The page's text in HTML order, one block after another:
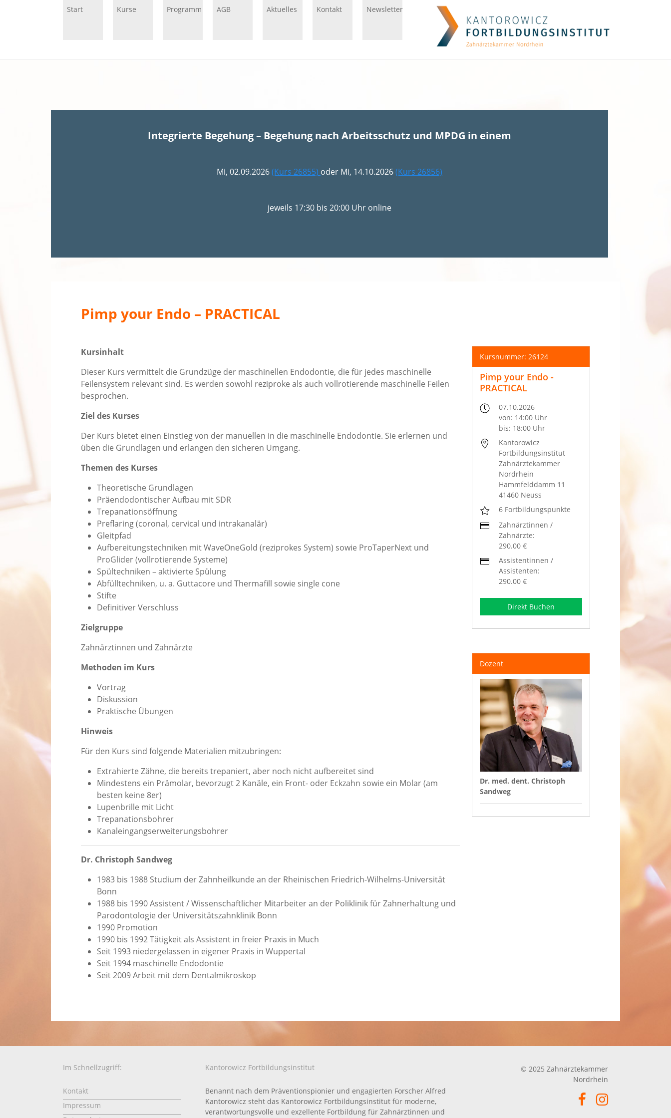
Start Kurse Programm AGB Aktuelles Kontakt Newsletter
Integrierte Begehung – Begehung nach Arbeitsschutz und MPDG in einem
Mi, 02.09.2026(Kurs 26855) oder Mi, 14.10.2026(Kurs 26856)
jeweils 17:30 bis 20:00 Uhr online
Pimp your Endo – PRACTICAL
Kursinhalt
Dieser Kurs vermittelt die Grundzüge der maschinellen Endodontie, die für jedes maschinelle
Feilensystem relevant sind. Es werden sowohl reziproke als auch vollrotierende maschinelle Feilen
besprochen.
Ziel des Kurses
Der Kurs bietet einen Einstieg von der manuellen in die maschinelle Endodontie. Sie erlernen und
üben die Grundlagen und erlangen den sicheren Umgang.
Themen des Kurses
Theoretische Grundlagen
Präendodontischer Aufbau mit SDR
Trepanationsöffnung
Preflaring (coronal, cervical und intrakanalär)
Gleitpfad
Aufbereitungstechniken mit WaveOneGold (reziprokes System) sowie ProTaperNext und
ProGlider (vollrotierende Systeme)
Spültechniken – aktivierte Spülung
Abfülltechniken, u. a. Guttacore und Thermafill sowie single cone
Stifte
Definitiver Verschluss
Zielgruppe
Zahnärztinnen und Zahnärzte
Methoden im Kurs
Vortrag
Diskussion
Praktische Übungen
Hinweis
Für den Kurs sind folgende Materialien mitzubringen:
Extrahierte Zähne, die bereits trepaniert, aber noch nicht aufbereitet sind
Mindestens ein Prämolar, bevorzugt 2 Kanäle, ein Front- oder Eckzahn sowie ein Molar (am
besten keine 8er)
Lupenbrille mit Licht
Trepanationsbohrer
Kanaleingangserweiterungsbohrer
Dr. Christoph Sandweg
1983 bis 1988 Studium der Zahnheilkunde an der Rheinischen Friedrich-Wilhelms-Universität
Bonn
1988 bis 1990 Assistent / Wissenschaftlicher Mitarbeiter an der Poliklinik für Zahnerhaltung und
Parodontologie der Universitätszahnklinik Bonn
1990 Promotion
1990 bis 1992 Tätigkeit als Assistent in freier Praxis in Much
Seit 1993 niedergelassen in eigener Praxis in Wuppertal
Seit 1994 maschinelle Endodontie
Seit 2009 Arbeit mit dem Dentalmikroskop
Kursnummer: 26124
Pimp your Endo -
PRACTICAL
07.10.2026
von: 14:00 Uhr
bis: 18:00 Uhr
Kantorowicz
Fortbildungsinstitut
Zahnärztekammer
Nordrhein
Hammfelddamm 11
41460 Neuss
6 Fortbildungspunkte
Zahnärztinnen /
Zahnärzte:
290.00 €
Assistentinnen /
Assistenten:
290.00 €
Direkt Buchen
Dozent
Dr. med. dent. Christoph
Sandweg
Im Schnellzugriff:
Kontakt
Impressum
Kantorowicz Fortbildungsinstitut
Benannt nach dem Präventionspionier und engagierten Forscher Alfred
Kantorowicz steht das Kantorowicz Fortbildungsinstitut für moderne,
verantwortungsvolle und exzellente Fortbildung für Zahnärztinnen und
© 2025 Zahnärztekammer
Nordrhein